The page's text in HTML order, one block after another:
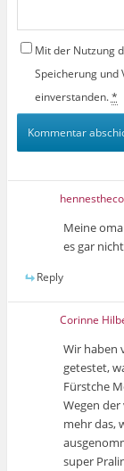
Mit der Nutzung
Speicherung und
einverstanden.*
Meine
es gar
Reply
Corinne
Wir haben
getestet,
Fürstche
Wegen
mehr das,
super